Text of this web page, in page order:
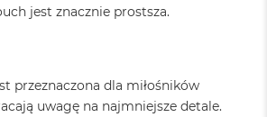
jest znacznie prostsza.
przeznaczona dla miłośników
uwagę na najmniejsze detale.